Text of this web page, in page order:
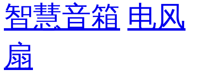
智慧音箱 电风
扇